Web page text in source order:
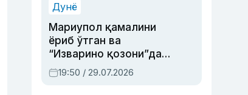
Дунё
Мариупол қамалини
ёриб ўтган ва
“Изварино қозони”дан
чиққан қаҳрамон —
Украина армияси бош
19:50 / 29.07.2026